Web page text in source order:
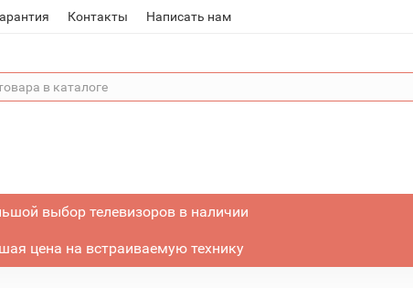
Контакты Написать нам
выбор телевизоров в наличии
цена на встраиваемую технику